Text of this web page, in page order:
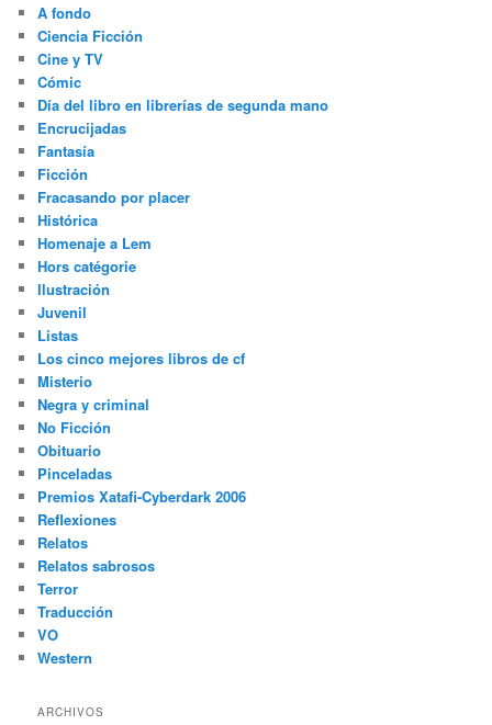
A fondo
Ciencia Ficción
Cine y TV
Cómic
Día del libro en librerías de segunda mano
Encrucijadas
Fantasía
Ficción
Fracasando por placer
Histórica
Homenaje a Lem
Hors catégorie
Ilustración
Juvenil
Listas
Los cinco mejores libros de cf
Misterio
Negra y criminal
No Ficción
Obituario
Pinceladas
Premios Xatafi-Cyberdark 2006
Reflexiones
Relatos
Relatos sabrosos
Terror
Traducción
VO
Western
ARCHIVOS